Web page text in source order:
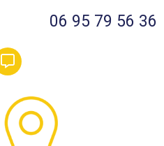
06 95 79 56 36